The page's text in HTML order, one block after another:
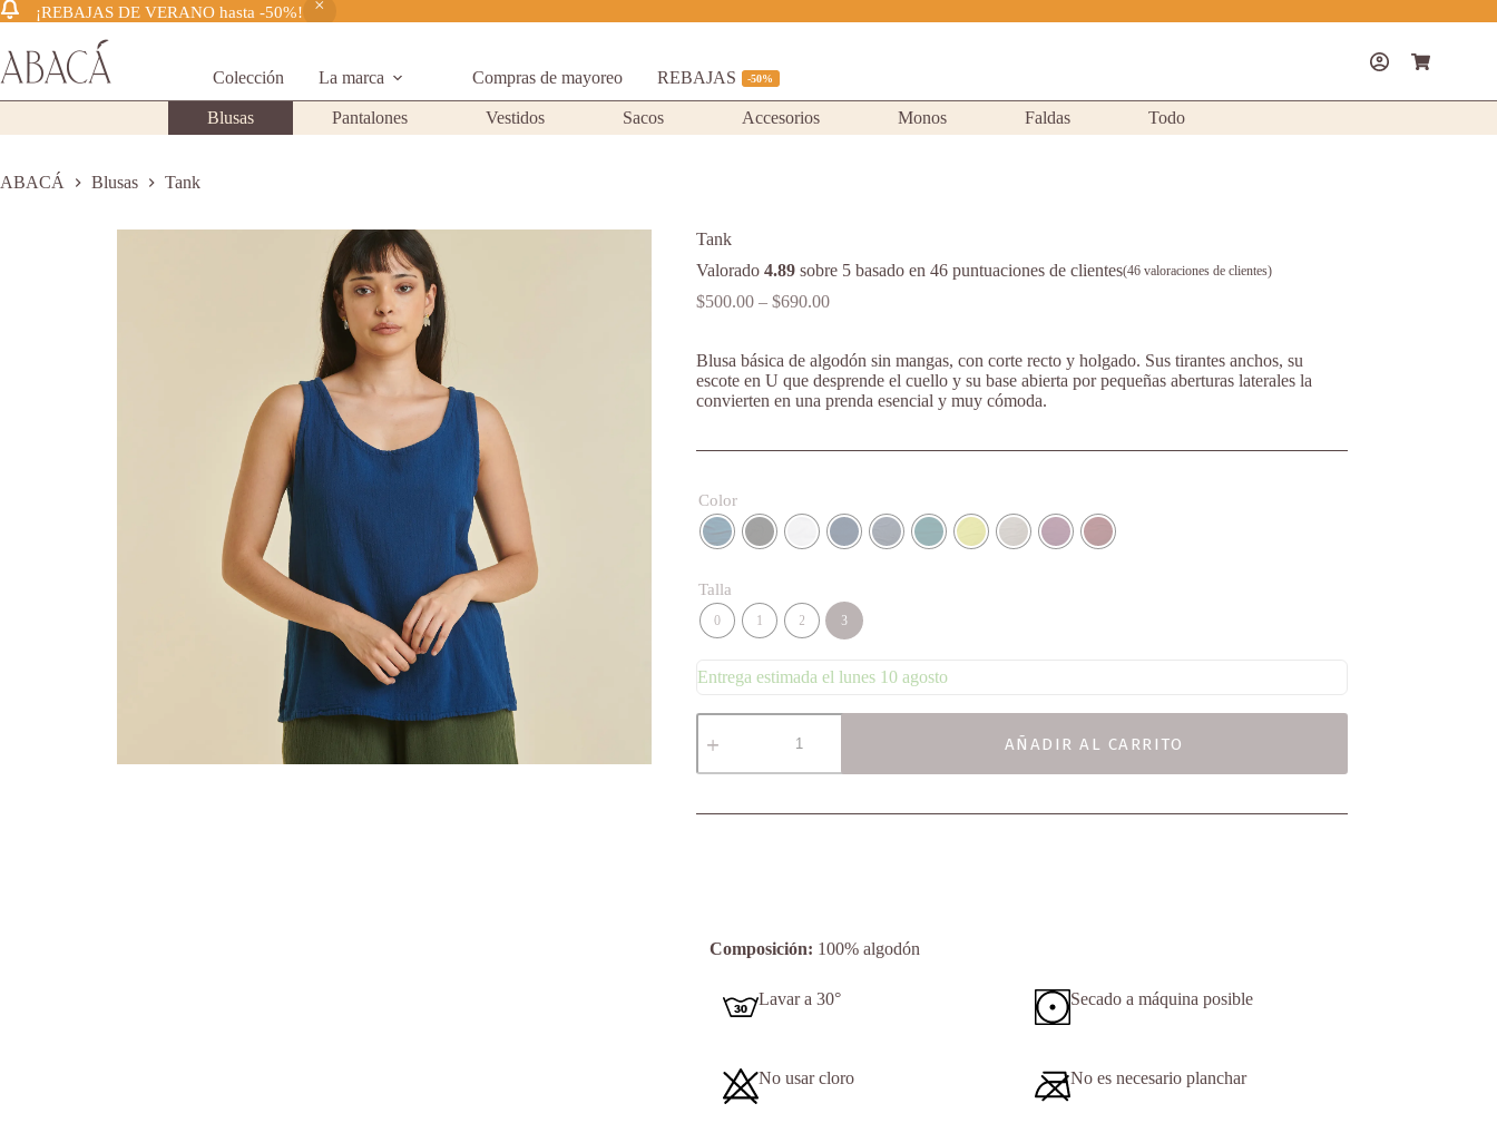
¡REBAJAS DE VERANO hasta -50%!
al
contenido
Colección La marca Compras de mayoreo REBAJAS -50%
Shopping
Blusas
Pantalones Vestidos Sacos Accesorios Monos Faldas Todo
ABACÁ Blusas Tank
Tank
Valorado 4.89sobre 5 basado en 46puntuaciones de clientes(46valoraciones de clientes)
$500.00 – $690.00Price
through
$690.00
Blusa básica de algodón sin mangas, con corte recto y holgado. Sus tirantes anchos, su
escote en U que desprende el cuello y su base abierta por pequeñas aberturas laterales la
convierten en una prenda esencial y muy cómoda.
Color
Talla
0 1 2 3
Entrega estimada el lunes 10 agosto
Tank
cantidad
AÑADIR AL CARRITO
Composición: 100% algodón
Lavar a 30°
No usar cloro
Secado a máquina posible
No es necesario planchar